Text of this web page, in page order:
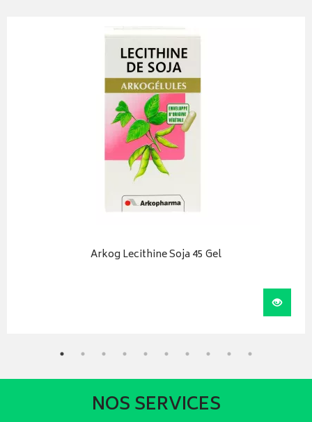
Arkog Lecithine Soja 45 Gel
NOS SERVICES